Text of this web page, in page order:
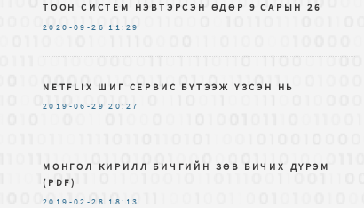
ТООН СИСТЕМ НЭВТЭРСЭН ӨДӨР 9 САРЫН 26
2020-09-26 11:29
NETFLIX ШИГ СЕРВИС БҮТЭЭЖ ҮЗСЭН НЬ
2019-06-29 20:27
МОНГОЛ КИРИЛЛ БИЧГИЙН ЗѲВ БИЧИХ ДҮРЭМ
(PDF)
2019-02-28 18:13